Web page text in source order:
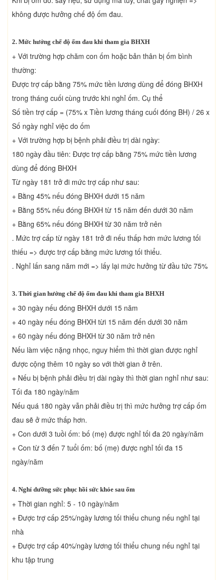
không được hưởng chế độ ốm đau.
2. Mức hưởng chế độ ốm đau khi tham gia BHXH
+ Với trường hợp chăm con ốm hoặc bản thân bị ốm bình
thường:
Được trợ cấp bằng 75% mức tiền lương dùng để đóng BHXH
trong tháng cuối cùng trước khi nghỉ ốm. Cụ thể
Số tiền trợ cấp = (75% x Tiền lương tháng cuối đóng BH) / 26 x
Số ngày nghỉ việc do ốm
+ Với trường hợp bị bệnh phải điều trị dài ngày:
180 ngày đầu tiên: Được trợ cấp bằng 75% mức tiền lương
dùng để đóng BHXH
Từ ngày 181 trở đi mức trợ cấp như sau:
+ Bằng 45% nếu đóng BHXH dưới 15 năm
+ Bằng 55% nếu đóng BHXH từ 15 năm đến dưới 30 năm
+ Bằng 65% nếu đóng BHXH từ 30 năm trở nên
. Mức trợ cấp từ ngày 181 trở đi nếu thấp hơn mức lương tối
thiếu => được trợ cấp bằng mức lương tối thiểu.
. Nghỉ lấn sang năm mới => lấy lại mức hưởng từ đầu tức 75%
3. Thời gian hưởng chế độ ốm đau khi tham gia BHXH
+ 30 ngày nếu đóng BHXH dưới 15 năm
+ 40 ngày nếu đóng BHXH từi 15 năm đến dưới 30 năm
+ 60 ngày nếu đóng BHXH từ 30 năm trở nên
Nếu làm việc nặng nhọc, nguy hiểm thì thời gian được nghỉ
được cộng thêm 10 ngày so với thời gian ở trên.
+ Nếu bị bệnh phải điều trị dài ngày thì thời gian nghỉ như sau:
Tối đa 180 ngày/năm
Nếu quá 180 ngày vẫn phải điều trị thì mức hưởng trợ cấp ốm
đau sẽ ở mức thấp hơn.
+ Con dưới 3 tuồi ốm: bố (mẹ) được nghỉ tối đa 20 ngày/năm
+ Con từ 3 đến 7 tuổi ốm: bố (mẹ) được nghỉ tối đa 15
ngày/năm
4. Nghỉ dưỡng sức phục hồi sức khỏe sau ốm
+ Thời gian nghỉ: 5 - 10 ngày/năm
+ Được trợ cấp 25%/ngày lương tối thiểu chung nếu nghỉ tại
nhà
+ Được trợ cấp 40%/ngày lương tối thiểu chung nếu nghỉ tại
khu tập trung